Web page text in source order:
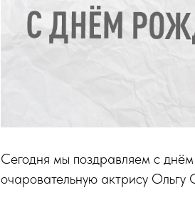
Сегодня мы поздравляем с
очаровательную актрису Ольгу